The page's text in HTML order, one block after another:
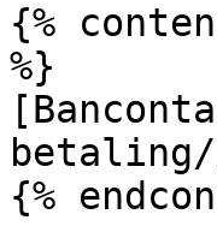
{%
%}
betaling/
{%